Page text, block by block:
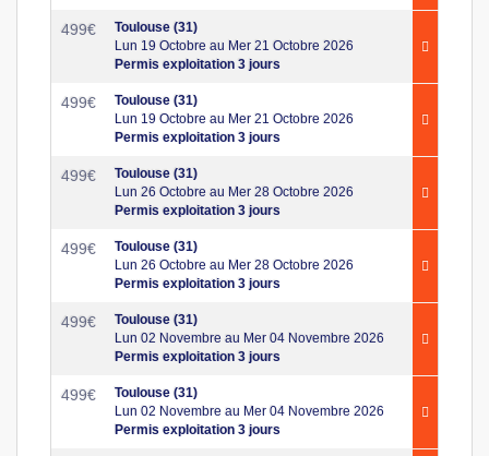
499€
Toulouse (31)
Lun 19 Octobre au Mer 21 Octobre 2026
Permis exploitation 3 jours
499€
Toulouse (31)
Lun 19 Octobre au Mer 21 Octobre 2026
Permis exploitation 3 jours
499€
Toulouse (31)
Lun 26 Octobre au Mer 28 Octobre 2026
Permis exploitation 3 jours
499€
Toulouse (31)
Lun 26 Octobre au Mer 28 Octobre 2026
Permis exploitation 3 jours
499€
Toulouse (31)
Lun 02 Novembre au Mer 04 Novembre 2026
Permis exploitation 3 jours
499€
Toulouse (31)
Lun 02 Novembre au Mer 04 Novembre 2026
Permis exploitation 3 jours